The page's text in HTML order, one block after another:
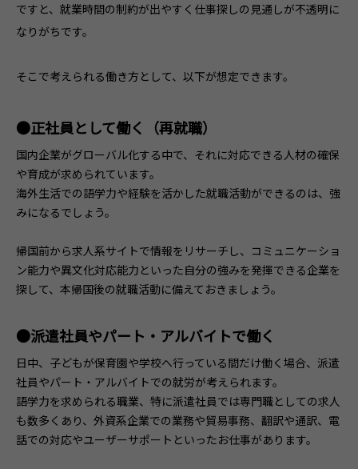
ですと、就業時間の制約が出やすく仕事探しの見通しが不透明に
なりがちです。
そこで考えられる働き方として、以下が想定できます。
●正社員として働く（再就職）
国内企業がグローバル化する中で、それに対応できる人材の確保
や育成が求められています。
海外生活での語学力や経験を活かした就職活動ができるのは、強
みになるでしょう。
帰国前から求人系サイトで情報をリサーチし、コミュニケーショ
ン能力や異文化対応能力といった自分の強みを発揮できる企業を
探して、本帰国後の就職活動に備えておきましょう。
●派遣社員やパート・アルバイトで働く
日中、子どもが保育園や学校へ行っている間だけ働く場合、派遣
社員やパート・アルバイトでの就労が考えられます。
語学力を求められる職業、特に派遣社員では専門職としての求人
も数多くあり、外資系企業での業務や貿易事務、翻訳や通訳、電
話での対応やユーザーサポートといったお仕事があります。